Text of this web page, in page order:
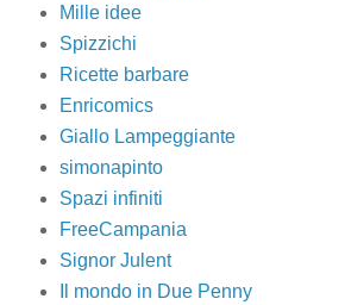
Mille idee
Spizzichi
Ricette barbare
Enricomics
Giallo Lampeggiante
simonapinto
Spazi infiniti
FreeCampania
Signor Julent
Il mondo in Due Penny